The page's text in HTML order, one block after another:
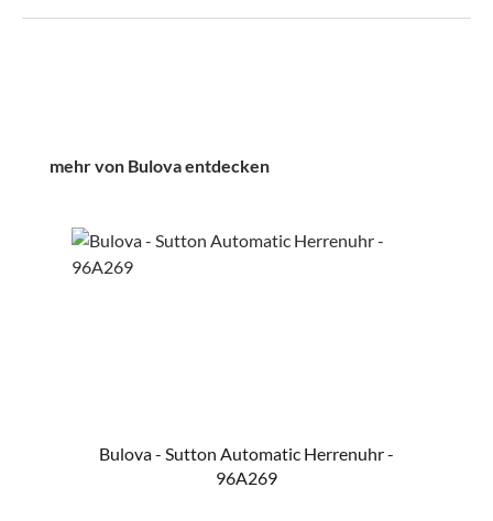
Produktgalerie überspringen
mehr von Bulova entdecken
Bulova - Sutton Automatic Herrenuhr -
96A269